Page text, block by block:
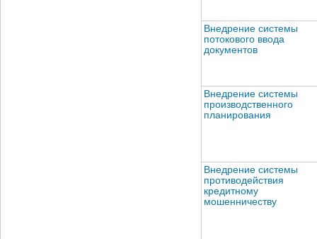
Внедрение системы
потокового ввода
документов
Внедрение системы
производственного
планирования
Внедрение системы
противодействия
кредитному
мошенничеству